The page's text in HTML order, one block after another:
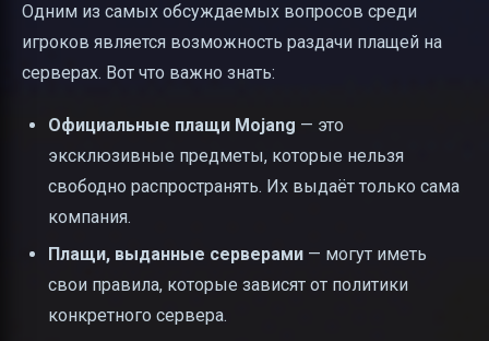
Одним из самых обсуждаемых вопросов среди
игроков является возможность раздачи плащей на
серверах. Вот что важно знать:
Официальные плащи Mojang — это
эксклюзивные предметы, которые нельзя
свободно распространять. Их выдаёт только сама
компания.
Плащи, выданные серверами — могут иметь
свои правила, которые зависят от политики
конкретного сервера.